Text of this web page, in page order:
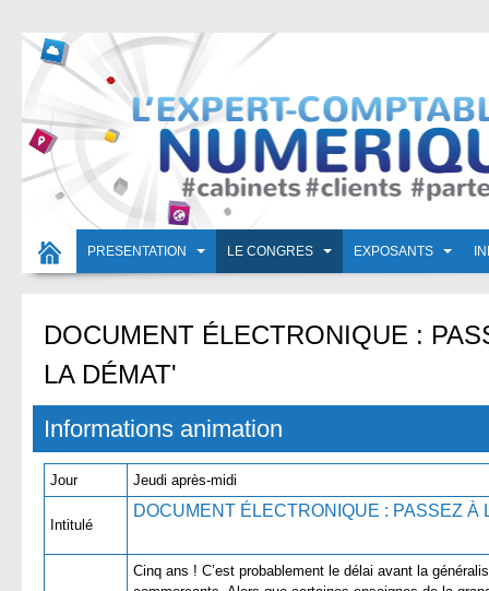
PRESENTATION LE CONGRES EXPOSANTS
DOCUMENT ÉLECTRONIQUE :
LA DÉMAT'
Informations animation
Jour Jeudi après-midi
Intitulé
DOCUMENT ÉLECTRONIQUE :
Cinq ans ! C’est probablement le délai avant la